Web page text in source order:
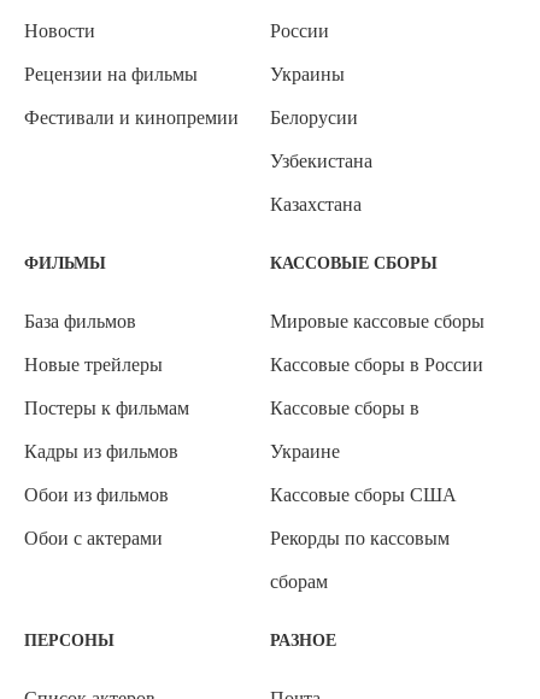
Новости
Рецензии на фильмы
Фестивали и кинопремии
России
Украины
Белорусии
Узбекистана
Казахстана
ФИЛЬМЫ
База фильмов
Новые трейлеры
Постеры к фильмам
Кадры из фильмов
Обои из фильмов
Обои с актерами
КАССОВЫЕ СБОРЫ
Мировые кассовые сборы
Кассовые сборы в России
Кассовые сборы в
Украине
Кассовые сборы США
Рекорды по кассовым
сборам
ПЕРСОНЫ РАЗНОЕ